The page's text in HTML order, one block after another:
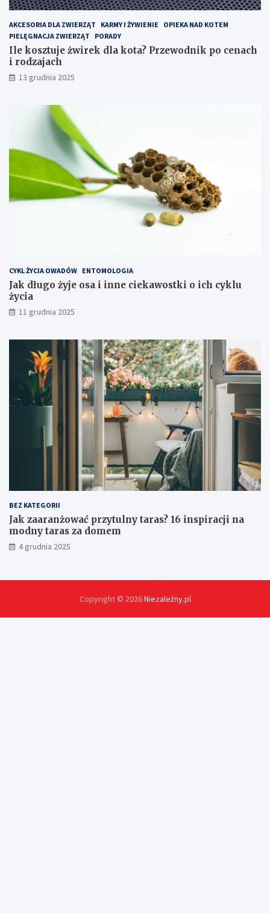
o
p
t
y
m
a
l
ć
o
t
l
o
a
t
j
a
c
h
i
r
o
d
h
AKCESORIA DLA ZWIERZĄT KARMY I ŻYWIENIE
OPIEKA NAD KOTEM
PIELĘGNACJA ZWIERZĄT
PORADY
Ile kosztuje żwirek dla kota? Przewodnik po cenach
i rodzajach
13 grudnia 2025
CYKL ŻYCIA OWADÓW ENTOMOLOGIA
Jak długo żyje osa i inne ciekawostki o ich cyklu
życia
11 grudnia 2025
BEZ KATEGORII
Jak zaaranżować przytulny taras? 16 inspiracji na
modny taras za domem
4 grudnia 2025
Copyright © 2026Niezależny.pl